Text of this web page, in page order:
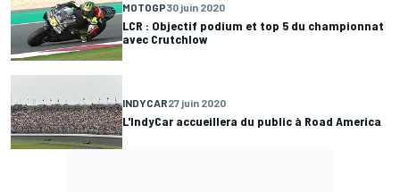
MOTOGP30 juin 2020
LCR : Objectif podium et top 5 du championnat
avec Crutchlow
INDYCAR27 juin 2020
L'IndyCar accueillera du public à Road America